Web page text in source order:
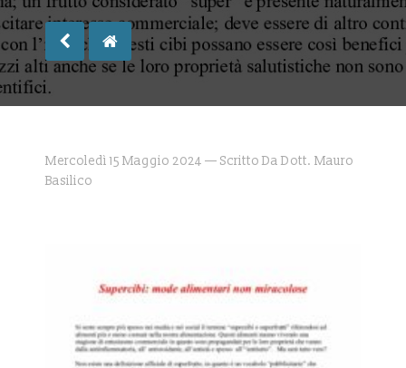
Mercoledì 15 Maggio 2024 — Scritto Da Dott. Mauro
Basilico